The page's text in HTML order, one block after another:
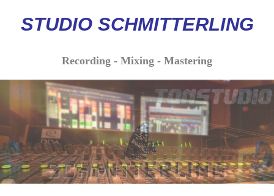
STUDIO SCHMITTERLING
Recording - Mixing - Mastering